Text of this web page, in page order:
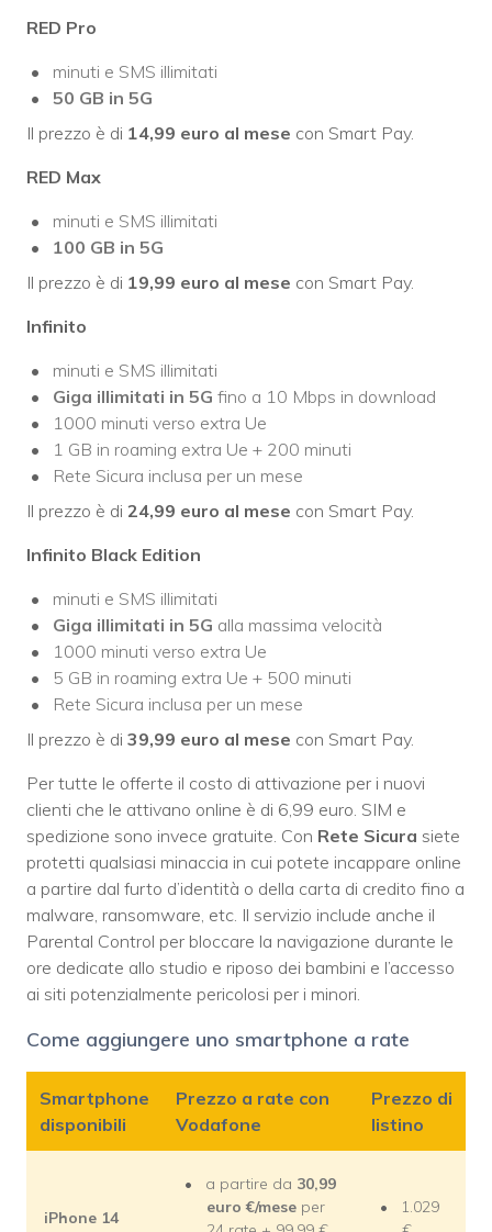
RED Pro
minuti e SMS illimitati
50 GB in 5G
Il prezzo è di 14,99 euro al mese con Smart Pay.
RED Max
minuti e SMS illimitati
100 GB in 5G
Il prezzo è di 19,99 euro al mese con Smart Pay.
Infinito
minuti e SMS illimitati
Giga illimitati in 5G fino a 10 Mbps in download
1000 minuti verso extra Ue
1 GB in roaming extra Ue + 200 minuti
Rete Sicura inclusa per un mese
Il prezzo è di 24,99 euro al mese con Smart Pay.
Infinito Black Edition
minuti e SMS illimitati
Giga illimitati in 5G alla massima velocità
1000 minuti verso extra Ue
5 GB in roaming extra Ue + 500 minuti
Rete Sicura inclusa per un mese
Il prezzo è di 39,99 euro al mese con Smart Pay.
Per tutte le offerte il costo di attivazione per i nuovi
clienti che le attivano online è di 6,99 euro. SIM e
spedizione sono invece gratuite. Con Rete Sicura siete
protetti qualsiasi minaccia in cui potete incappare online
a partire dal furto d’identità o della carta di credito fino a
malware, ransomware, etc. Il servizio include anche il
Parental Control per bloccare la navigazione durante le
ore dedicate allo studio e riposo dei bambini e l’accesso
ai siti potenzialmente pericolosi per i minori.
Come aggiungere uno smartphone a rate
Smartphone
disponibili
Prezzo a rate con
Vodafone
Prezzo di
listino
iPhone 14
a partire da 30,99
euro €/mese per
1.029